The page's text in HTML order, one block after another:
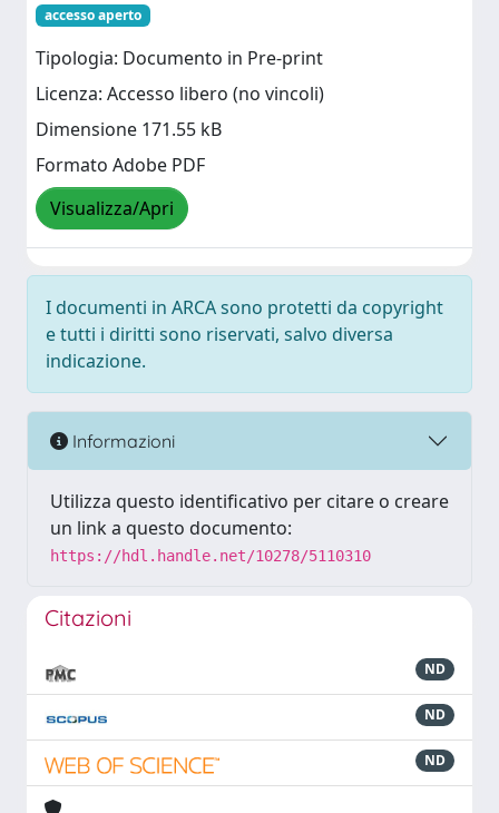
accesso aperto
Tipologia: Documento in Pre-print
Licenza: Accesso libero (no vincoli)
Dimensione 171.55 kB
Formato Adobe PDF
Visualizza/Apri
I documenti in ARCA sono protetti da copyright
e tutti i diritti sono riservati, salvo diversa
indicazione.
Informazioni
Utilizza questo identificativo per citare o creare
un link a questo documento:
https://hdl.handle.net/10278/5110310
Citazioni
ND
ND
ND